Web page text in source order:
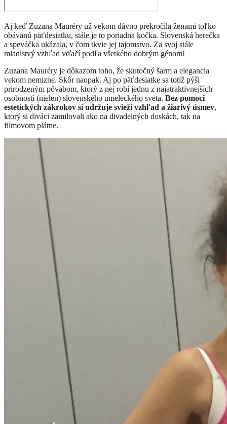
Aj keď Zuzana Mauréry už vekom dávno prekročila ženami toľko
obávanú päťdesiatku, stále je to poriadna kočka. Slovenská herečka
a speváčka ukázala, v čom tkvie jej tajomstvo. Za svoj stále
mladistvý vzhľad vďačí podľa všetkého dobrým génom!
Zuzana Mauréry je dôkazom toho, že skutočný šarm a elegancia
vekom nemizne. Skôr naopak. Aj po päťdesiatke sa totiž pýši
prirodzeným pôvabom, ktorý z nej robí jednu z najatraktívnejších
osobností (nielen) slovenského umeleckého sveta. Bez pomoci
estetických zákrokov si udržuje svieži vzhľad a žiarivý úsmev,
ktorý si diváci zamilovali ako na divadelných doskách, tak na
filmovom plátne.